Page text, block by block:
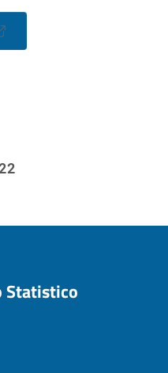
Statistico